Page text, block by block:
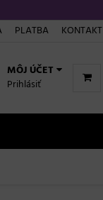
PLATBA KONTAKT
MÔJ ÚČET
Prihlásiť